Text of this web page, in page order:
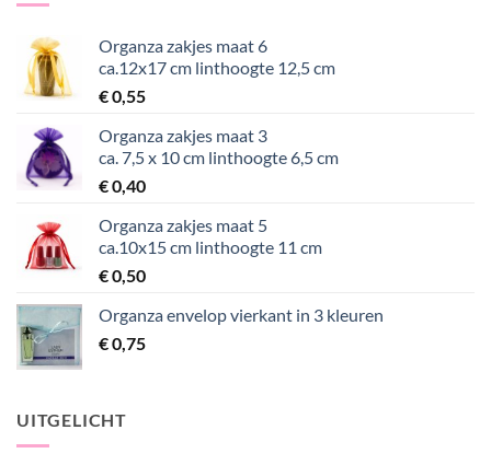
Organza zakjes maat 6
ca.12x17 cm linthoogte 12,5 cm
€0,55
Organza zakjes maat 3
ca. 7,5 x 10 cm linthoogte 6,5 cm
€0,40
Organza zakjes maat 5
ca.10x15 cm linthoogte 11 cm
€0,50
Organza envelop vierkant in 3 kleuren
€0,75
UITGELICHT